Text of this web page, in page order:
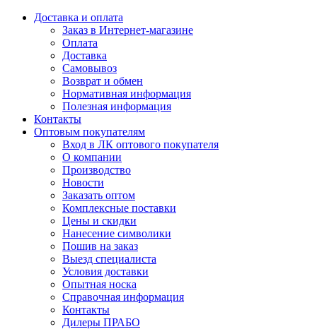
Доставка и оплата
Заказ в Интернет-магазине
Оплата
Доставка
Самовывоз
Возврат и обмен
Нормативная информация
Полезная информация
Контакты
Оптовым покупателям
Вход в ЛК оптового покупателя
О компании
Производство
Новости
Заказать оптом
Комплексные поставки
Цены и скидки
Нанесение символики
Пошив на заказ
Выезд специалиста
Условия доставки
Опытная носка
Справочная информация
Контакты
Дилеры ПРАБО